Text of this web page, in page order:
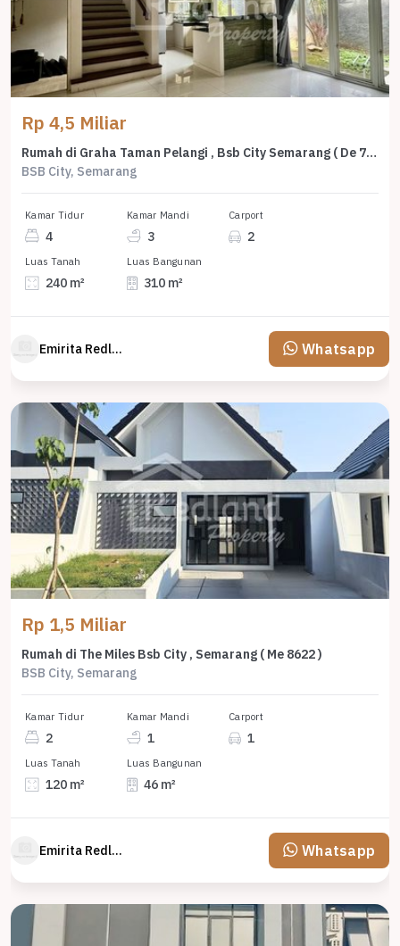
Rp 4,5 Miliar
Rumah di Graha Taman Pelangi , Bsb City Semarang ( De 7787 )
BSB City, Semarang
Kamar Tidur
4
Kamar Mandi
3
Carport
2
Luas Tanah
240 m²
Luas Bangunan
310 m²
Emirita Redland Whatsapp
Rp 1,5 Miliar
Rumah di The Miles Bsb City , Semarang ( Me 8622 )
BSB City, Semarang
Kamar Tidur
2
Kamar Mandi
1
Carport
1
Luas Tanah
120 m²
Luas Bangunan
46 m²
Emirita Redland Whatsapp